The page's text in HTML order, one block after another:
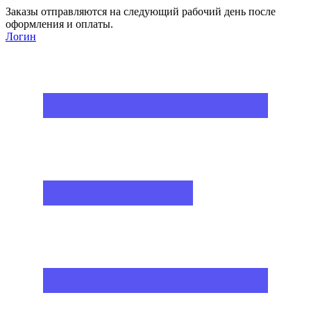
Заказы отправляются на следующий рабочий день после
оформления и оплаты.
Логин